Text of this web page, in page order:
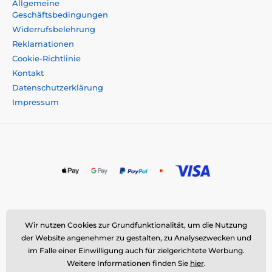
Handy das, was es verdient!
Allgemeine
Geschäftsbedingungen
Widerrufsbelehrung
Reklamationen
Cookie-Richtlinie
Kontakt
Datenschutzerklärung
Impressum
Momanio s.r.o., Okružní 361/14, 747 18 Píšť, Tschechische
Republik
E-Mail:info@momanio.de| Tel: +420 591 142 359
ID: 09604707 | VAT: CZ09604707
Wir nutzen Cookies zur Grundfunktionalität, um die Nutzung
der Website angenehmer zu gestalten, zu Analysezwecken und
im Falle einer Einwilligung auch für zielgerichtete Werbung.
Weitere Informationen finden Sie hier.